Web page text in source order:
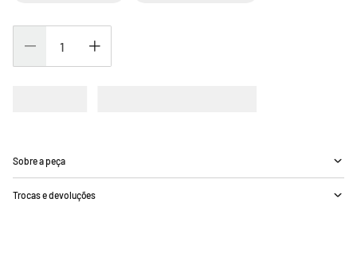
Sobre a peça
Trocas e devoluções